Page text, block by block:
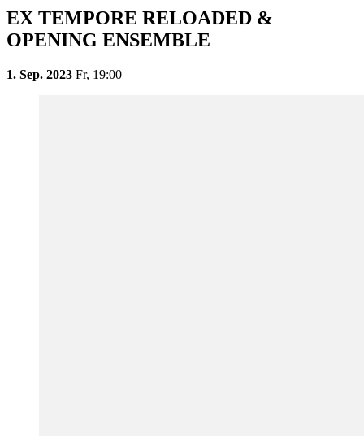
EX TEMPORE RELOADED &
OPENING ENSEMBLE
1. Sep. 2023 Fr, 19:00